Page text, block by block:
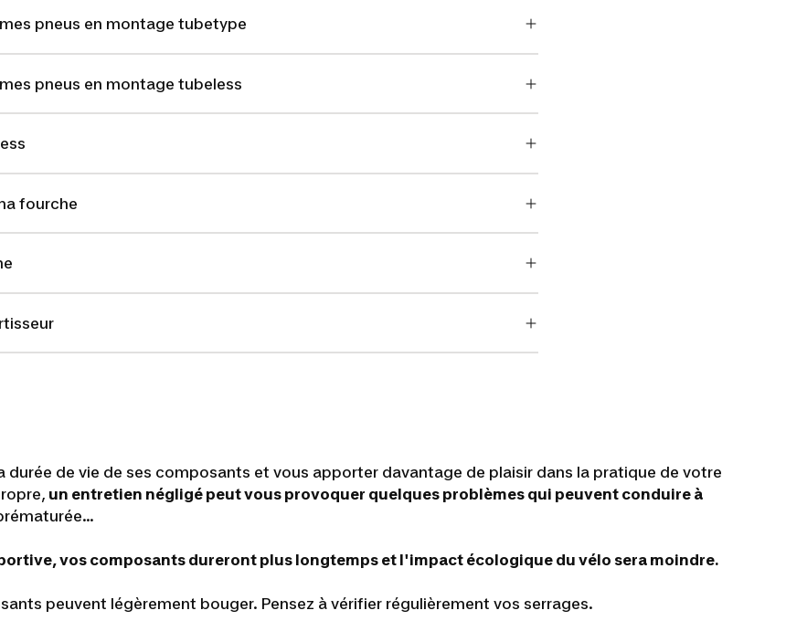
pneus en montage tubetype
pneus en montage tubeless
fourche
durée de vie de ses composants et vous apporter davantage de plaisir dans la pratique de votre
un entretien négligé peut vous provoquer quelques problèmes qui peuvent conduire à
vos composants dureront plus longtemps et l'impact écologique du vélo sera moindre.
peuvent légèrement bouger. Pensez à vérifier régulièrement vos serrages.